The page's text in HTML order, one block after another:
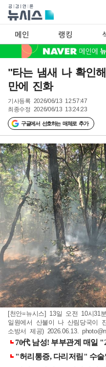
메인 랭킹
"타는 냄새 나 확인
만에 진화
기사등록 2026/06/13 12:57:47
최종수정 2026/06/13 13:24:23
구글에서 선호하는 매체로 추가
[천안=뉴시스] 13일 오전 10시31
일원에서 산불이 나 산림당국이
소방서 제공) 2026.06.13.